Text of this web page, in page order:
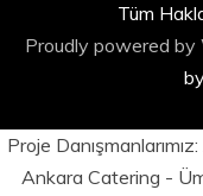
Tüm
Proudly powered by
Proje Danışmanlarımız:
Ankara Catering -